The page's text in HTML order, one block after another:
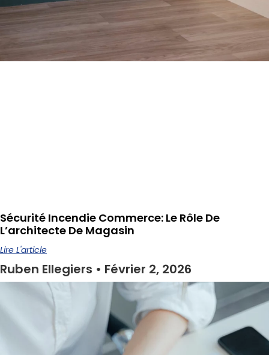
Sécurité Incendie Commerce: Le Rôle De
L’architecte De Magasin
Lire L'article
Ruben Ellegiers Février 2, 2026